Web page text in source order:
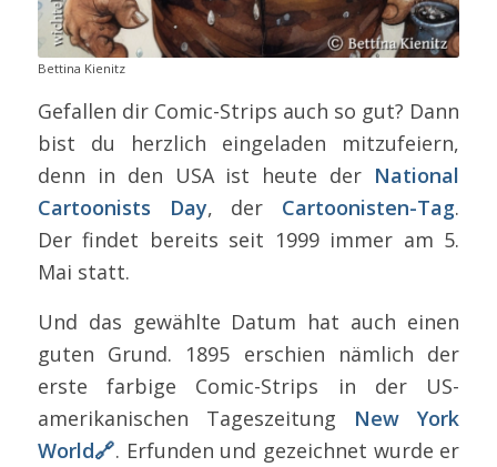
Bettina Kienitz
Gefallen dir Comic-Strips auch so gut? Dann
bist du herzlich eingeladen mitzufeiern,
denn in den USA ist heute der National
Cartoonists Day, der Cartoonisten-Tag.
Der findet bereits seit 1999 immer am 5.
Mai statt.
Und das gewählte Datum hat auch einen
guten Grund. 1895 erschien nämlich der
erste farbige Comic-Strips in der US-
amerikanischen Tageszeitung New York
World🔗. Erfunden und gezeichnet wurde er